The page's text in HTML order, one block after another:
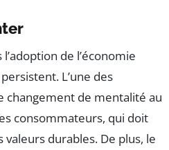
de l’économie
L’une des
changement de mentalité au
consommateurs, qui doit
durables. De plus, le